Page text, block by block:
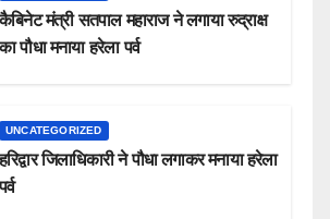
कैबिनेट मंत्री सतपाल महाराज ने लगाया रुद्राक्ष
का पौधा मनाया हरेला पर्व
UNCATEGORIZED
हरिद्वार जिलाधिकारी ने पौधा लगाकर मनाया हरेला
पर्व